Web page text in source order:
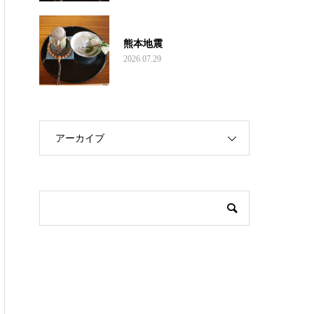
熊本地震
2026.07.29
アーカイブ